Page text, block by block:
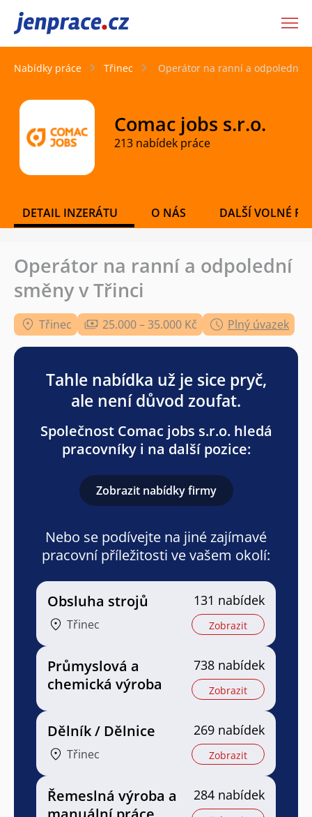
JenPráce.cz
Nabídky práce Třinec Operátor na ranní a odpolední
Comac jobs s.r.o.
213 nabídek práce
DETAIL INZERÁTU O NÁS DALŠÍ VOLNÉ
Operátor na ranní a odpolední
směny v Třinci
Třinec 25.000 – 35.000 Kč Plný úvazek
Tahle nabídka už je sice pryč,
ale není důvod zoufat.
Společnost Comac jobs s.r.o. hledá
pracovníky i na další pozice:
Zobrazit nabídky firmy
Nebo se podívejte na jiné zajímavé
pracovní příležitosti ve vašem okolí:
Obsluha strojů
Třinec
131 nabídek
Zobrazit
Průmyslová a
chemická výroba
738 nabídek
Zobrazit
Dělník / Dělnice
Třinec
269 nabídek
Zobrazit
Řemeslná výroba a
284 nabídek